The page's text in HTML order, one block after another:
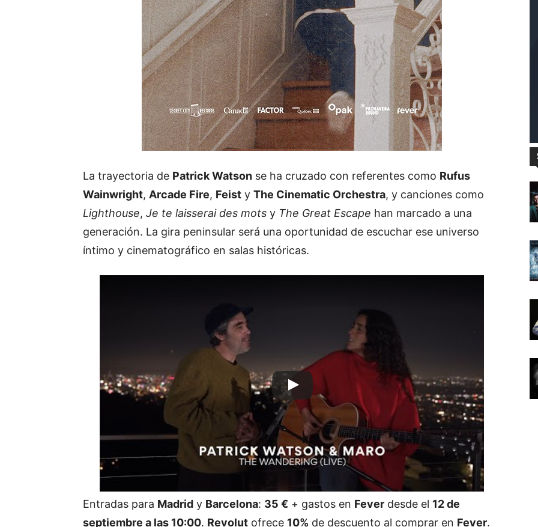
La trayectoria de Patrick Watson se ha cruzado con referentes como Rufus
Wainwright, Arcade Fire, Feist y The Cinematic Orchestra, y canciones como
Lighthouse, Je te laisserai des mots y The Great Escape han marcado a una
generación. La gira peninsular será una oportunidad de escuchar ese universo
íntimo y cinematográfico en salas históricas.
Entradas para Madrid y Barcelona: 35 € + gastos en Fever desde el 12 de
septiembre a las 10:00. Revolut ofrece 10% de descuento al comprar en Fever.